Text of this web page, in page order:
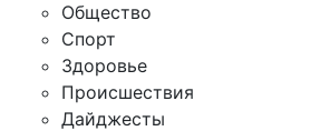
Общество
Спорт
Здоровье
Происшествия
Дайджесты